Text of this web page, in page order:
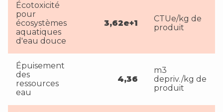
Écotoxicité
pour
écosystèmes
aquatiques
d'eau douce
3,62e+1
CTUe/kg de
produit
Épuisement
des
ressources
eau
4,36
m3
depriv./kg de
produit